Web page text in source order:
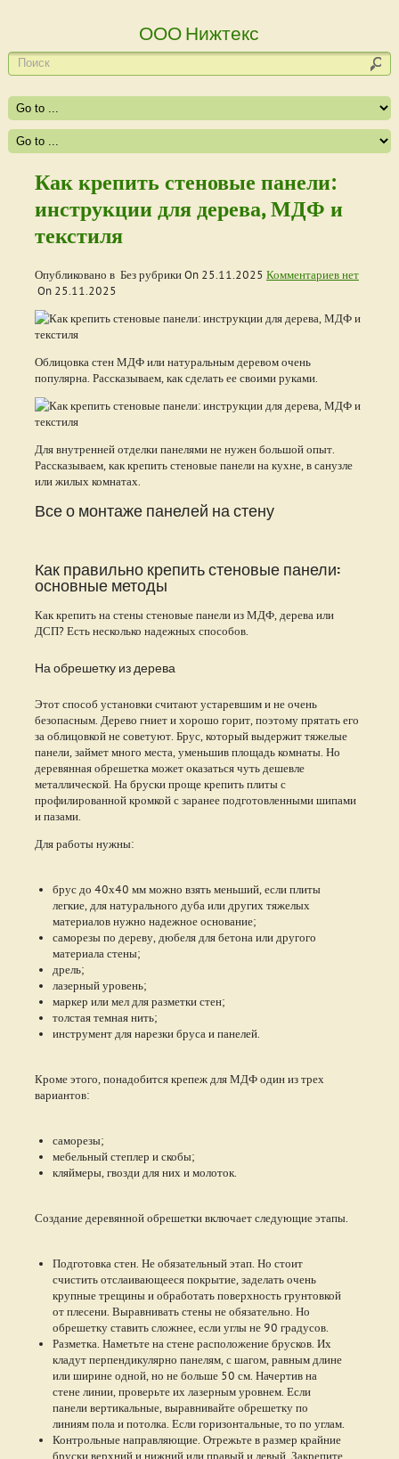
ООО Нижтекс
Как крепить стеновые панели:
инструкции для дерева, МДФ и
текстиля
Опубликовано в Без рубрики On 25.11.2025 Комментариев нет
On 25.11.2025
Облицовка стен МДФ или натуральным деревом очень
популярна. Рассказываем, как сделать ее своими руками.
Для внутренней отделки панелями не нужен большой опыт.
Рассказываем, как крепить стеновые панели на кухне, в санузле
или жилых комнатах.
Все о монтаже панелей на стену
Как правильно крепить стеновые панели:
основные методы
Как крепить на стены стеновые панели из МДФ, дерева или
ДСП? Есть несколько надежных способов.
На обрешетку из дерева
Этот способ установки считают устаревшим и не очень
безопасным. Дерево гниет и хорошо горит, поэтому прятать его
за облицовкой не советуют. Брус, который выдержит тяжелые
панели, займет много места, уменьшив площадь комнаты. Но
деревянная обрешетка может оказаться чуть дешевле
металлической. На бруски проще крепить плиты с
профилированной кромкой с заранее подготовленными шипами
и пазами.
Для работы нужны:
брус до 40х40 мм можно взять меньший, если плиты
легкие, для натурального дуба или других тяжелых
материалов нужно надежное основание;
саморезы по дереву, дюбеля для бетона или другого
материала стены;
дрель;
лазерный уровень;
маркер или мел для разметки стен;
толстая темная нить;
инструмент для нарезки бруса и панелей.
Кроме этого, понадобится крепеж для МДФ один из трех
вариантов:
саморезы;
мебельный степлер и скобы;
кляймеры, гвозди для них и молоток.
Создание деревянной обрешетки включает следующие этапы.
Подготовка стен. Не обязательный этап. Но стоит
счистить отслаивающееся покрытие, заделать очень
крупные трещины и обработать поверхность грунтовкой
от плесени. Выравнивать стены не обязательно. Но
обрешетку ставить сложнее, если углы не 90 градусов.
Разметка. Наметьте на стене расположение брусков. Их
кладут перпендикулярно панелям, с шагом, равным длине
или ширине одной, но не больше 50 см. Начертив на
стене линии, проверьте их лазерным уровнем. Если
панели вертикальные, выравнивайте обрешетку по
линиям пола и потолка. Если горизонтальные, то по углам.
Контрольные направляющие. Отрежьте в размер крайние
бруски верхний и нижний или правый и левый. Закрепите